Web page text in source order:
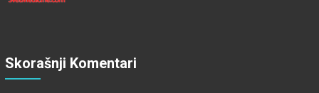
Skorašnji Komentari